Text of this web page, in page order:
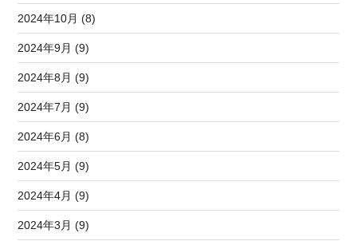
2024年10月 (8)
2024年9月 (9)
2024年8月 (9)
2024年7月 (9)
2024年6月 (8)
2024年5月 (9)
2024年4月 (9)
2024年3月 (9)